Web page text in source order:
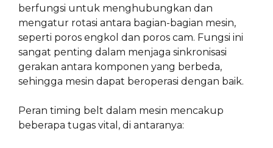
berfungsi untuk menghubungkan dan
mengatur rotasi antara bagian-bagian mesin,
seperti poros engkol dan poros cam. Fungsi ini
sangat penting dalam menjaga sinkronisasi
gerakan antara komponen yang berbeda,
sehingga mesin dapat beroperasi dengan baik.
Peran timing belt dalam mesin mencakup
beberapa tugas vital, di antaranya: